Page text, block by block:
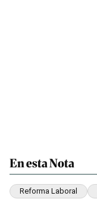
En esta Nota
Reforma Laboral